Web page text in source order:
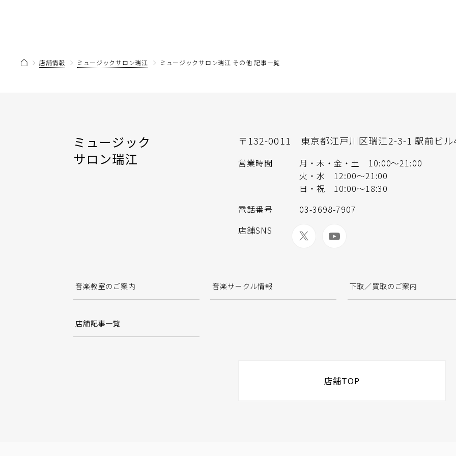
店舗情報 ミュージックサロン瑞江 ミュージックサロン瑞江 その他 記事一覧
ミュージック
サロン瑞江
〒132-0011 東京都江戸川区瑞江2-3-1 駅前ビル
営業時間
月・木・金・土 10:00～21:00
火・水 12:00～21:00
日・祝 10:00～18:30
電話番号
03-3698-7907
店舗SNS
音楽教室のご案内 音楽サークル情報 下取／買取のご案内
店舗記事一覧
店舗TOP